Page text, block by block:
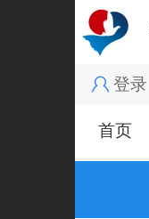
登录
首页